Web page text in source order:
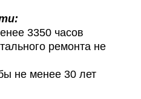
3350 часов
ремонта не
не менее 30 лет